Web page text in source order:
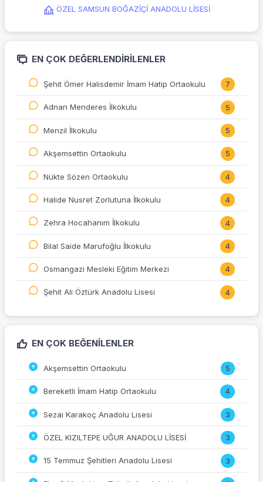
ÖZEL SAMSUN BOĞAZİÇİ ANADOLU LİSESİ
EN ÇOK DEĞERLENDIRILENLER
Şehit Ömer Halisdemir İmam Hatip Ortaokulu 7
Adnan Menderes İlkokulu 5
Menzil İlkokulu 5
Akşemsettin Ortaokulu 5
Nükte Sözen Ortaokulu 4
Halide Nusret Zorlutuna İlkokulu 4
Zehra Hocahanım İlkokulu 4
Bilal Saide Marufoğlu İlkokulu 4
Osmangazi Mesleki Eğitim Merkezi 4
Şehit Ali Öztürk Anadolu Lisesi 4
EN ÇOK BEĞENILENLER
Akşemsettin Ortaokulu 5
Bereketli İmam Hatip Ortaokulu 4
Sezai Karakoç Anadolu Lisesi 3
ÖZEL KIZILTEPE UĞUR ANADOLU LİSESİ 3
15 Temmuz Şehitleri Anadolu Lisesi 3